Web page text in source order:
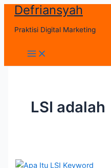
Skip
content
Defriansyah
Praktisi Digital Marketing
Main
Menu
LSI adalah